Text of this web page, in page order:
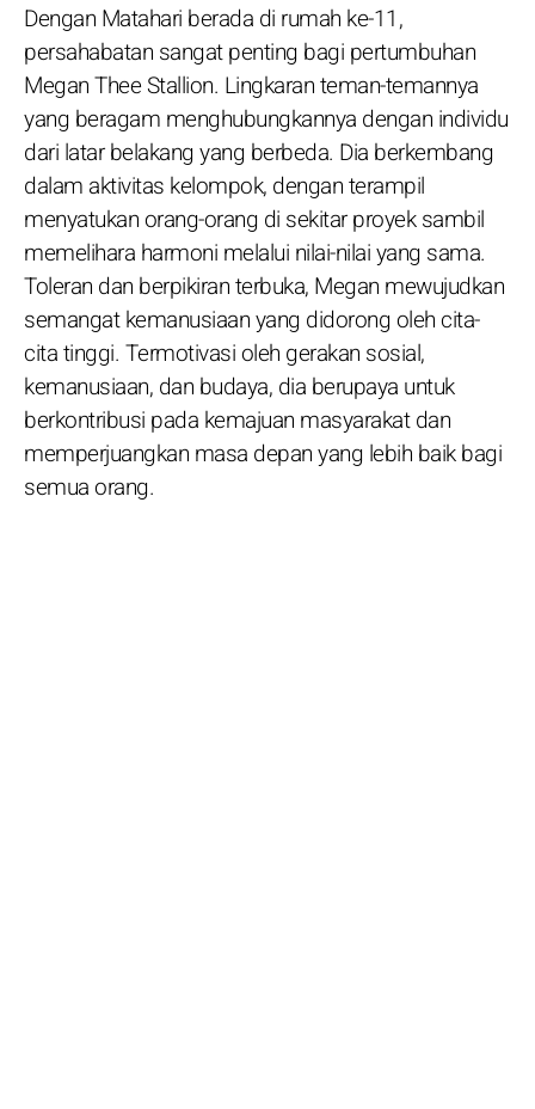
Dengan Matahari berada di rumah ke-11,
persahabatan sangat penting bagi pertumbuhan
Megan Thee Stallion. Lingkaran teman-temannya
yang beragam menghubungkannya dengan individu
dari latar belakang yang berbeda. Dia berkembang
dalam aktivitas kelompok, dengan terampil
menyatukan orang-orang di sekitar proyek sambil
memelihara harmoni melalui nilai-nilai yang sama.
Toleran dan berpikiran terbuka, Megan mewujudkan
semangat kemanusiaan yang didorong oleh cita-
cita tinggi. Termotivasi oleh gerakan sosial,
kemanusiaan, dan budaya, dia berupaya untuk
berkontribusi pada kemajuan masyarakat dan
memperjuangkan masa depan yang lebih baik bagi
semua orang.